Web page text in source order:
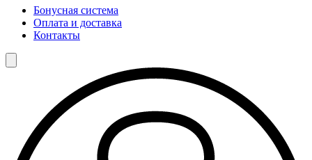
Бонусная система
Оплата и доставка
Контакты